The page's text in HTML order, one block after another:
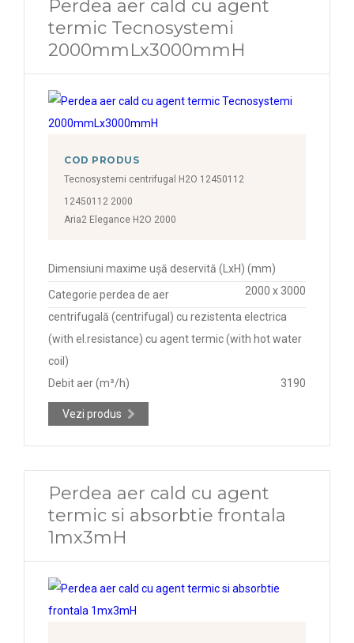
Perdea aer cald cu agent
termic Tecnosystemi
2000mmLx3000mmH
COD PRODUS
Tecnosystemi centrifugal H2O 12450112
12450112 2000
Aria2 Elegance H2O 2000
Dimensiuni maxime ușă deservită (LxH) (mm)
2000 x 3000
Categorie perdea de aer
centrifugală (centrifugal) cu rezistenta electrica
(with el.resistance) cu agent termic (with hot water
coil)
Debit aer (m³/h)
3190
Vezi produs
Perdea aer cald cu agent
termic si absorbtie frontala
1mx3mH